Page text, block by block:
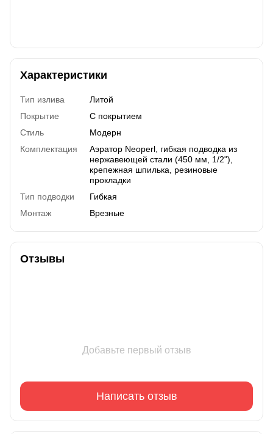
Характеристики
Тип излива
Литой
Покрытие
С покрытием
Стиль
Модерн
Комплектация
Аэратор Neoperl, гибкая подводка из
нержавеющей стали (450 мм, 1/2"),
крепежная шпилька, резиновые
прокладки
Тип подводки
Гибкая
Монтаж
Врезные
Отзывы
Добавьте первый отзыв
Написать отзыв